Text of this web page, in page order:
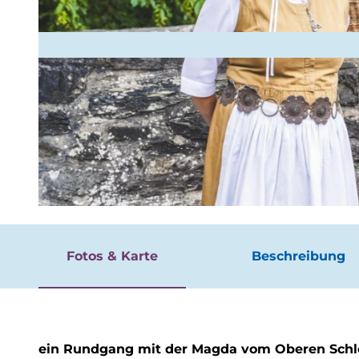
&
bei
Fotos & Karte Beschreibung
ein Rundgang mit der Magda vom Oberen